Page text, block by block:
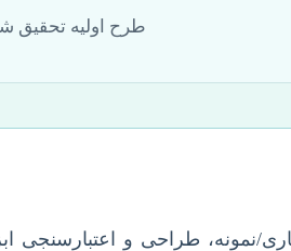
طرح اولیه تحقیق
نمونه، طراحی و